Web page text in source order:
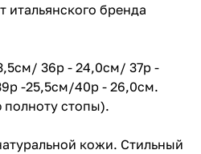
итальянского бренда
36р - 24,0см/ 37р -
-25,5см/40р - 26,0см.
полноту стопы).
кожи. Стильный